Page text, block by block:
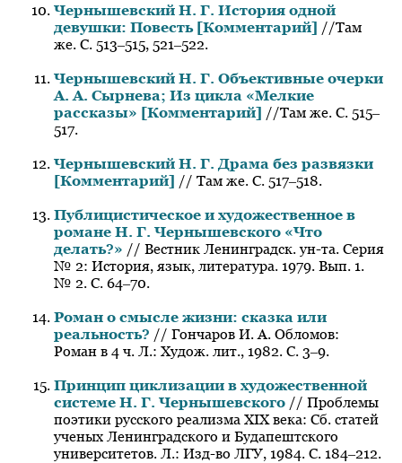
Чернышевский Н. Г. История одной
девушки: Повесть [Комментарий] //Там
же. С. 513‒515, 521‒522.
Чернышевский Н. Г. Объективные очерки
А. А. Сырнева; Из цикла «Мелкие
рассказы» [Комментарий] //Там же. С. 515‒
517.
Чернышевский Н. Г. Драма без развязки
[Комментарий] // Там же. С. 517‒518.
Публицистическое и художественное в
романе Н. Г. Чернышевского «Что
делать?» // Вестник Ленинградск. ун-та. Серия
№ 2: История, язык, литература. 1979. Вып. 1.
№ 2. С. 64‒70.
Роман о смысле жизни: сказка или
реальность? // Гончаров И. А. Обломов:
Роман в 4 ч. Л.: Худож. лит., 1982. С. 3‒9.
Принцип циклизации в художественной
системе Н. Г. Чернышевского // Проблемы
поэтики русского реализма XIX века: Сб. статей
ученых Ленинградского и Будапештского
университетов. Л.: Изд-во ЛГУ, 1984. С. 184‒212.